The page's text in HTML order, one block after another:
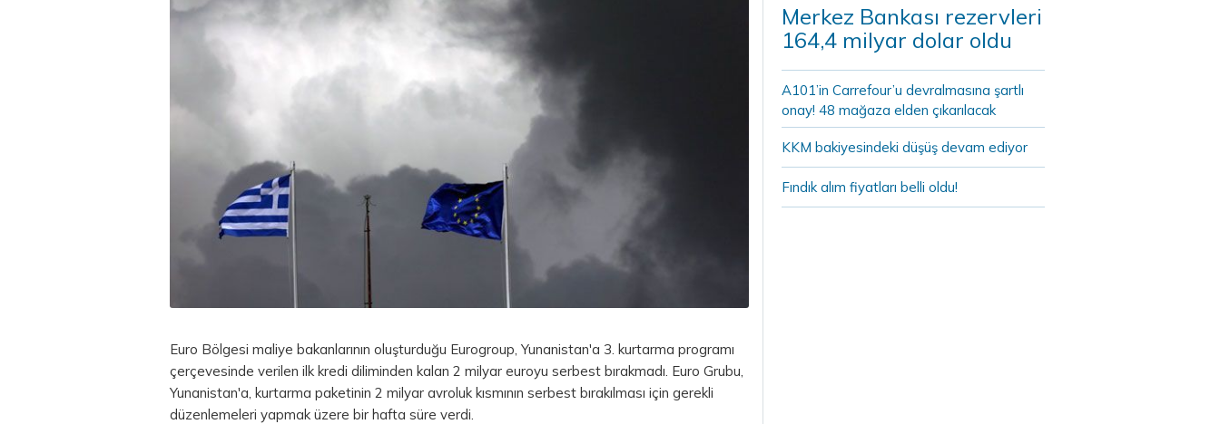
Euro Bölgesi maliye bakanlarının oluşturduğu Eurogroup, Yunanistan'a 3. kurtarma programı
çerçevesinde verilen ilk kredi diliminden kalan 2 milyar euroyu serbest bırakmadı. Euro Grubu,
Yunanistan'a, kurtarma paketinin 2 milyar avroluk kısmının serbest bırakılması için gerekli
düzenlemeleri yapmak üzere bir hafta süre verdi.
Merkez Bankası rezervleri
164,4 milyar dolar oldu
A101’in Carrefour’u devralmasına şartlı
onay! 48 mağaza elden çıkarılacak
KKM bakiyesindeki düşüş devam ediyor
Fındık alım fiyatları belli oldu!